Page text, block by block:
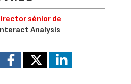
sénior de
Analysis